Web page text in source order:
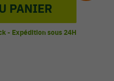
PANIER
- Expédition sous 24H